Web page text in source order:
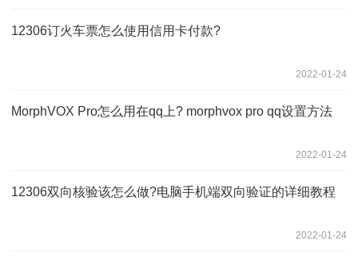
12306订火车票怎么使用信用卡付款?
2022-01-24
MorphVOX Pro怎么用在qq上? morphvox pro qq设置方法
2022-01-24
12306双向核验该怎么做?电脑手机端双向验证的详细教程
2022-01-24